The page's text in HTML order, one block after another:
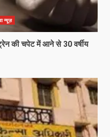
न्यूज़
की चपेट में आने से 30 वर्षीय